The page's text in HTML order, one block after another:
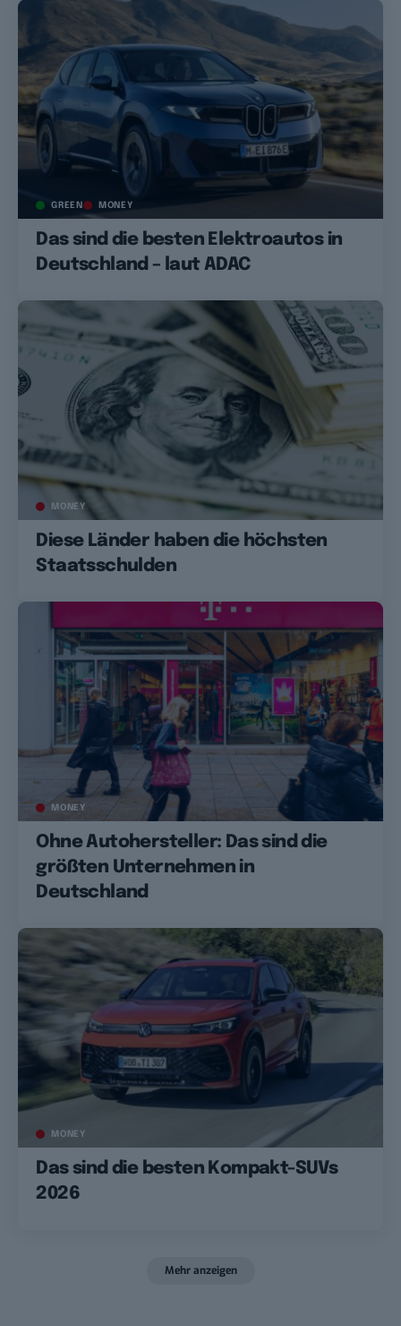
GREEN MONEY
Das sind die besten Elektroautos in
Deutschland – laut ADAC
MONEY
Diese Länder haben die höchsten
Staatsschulden
MONEY
Ohne Autohersteller: Das sind die
größten Unternehmen in
Deutschland
MONEY
Das sind die besten Kompakt-SUVs
2026
Mehr anzeigen